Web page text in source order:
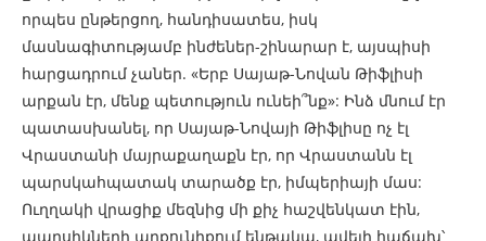
որպես ընթերցող, հանդիսատես, իսկ
մասնագիտությամբ ինժեներ-շինարար է, այսպիսի
հարցադրում չաներ. «Երբ Սայաթ-Նովան Թիֆլիսի
արքան էր, մենք պետություն ունեի՞նք»: Ինձ մնում էր
պատասխանել, որ Սայաթ-Նովայի Թիֆլիսը ոչ էլ
Վրաստանի մայրաքաղաքն էր, որ Վրաստանն էլ
պարսկահպատակ տարածք էր, իմպերիայի մաս:
Ուղղակի վրացիք մեզնից մի քիչ հաշվենկատ էին,
պարսիկների արքունիքում ենթակա, ավելի հաճախ՝